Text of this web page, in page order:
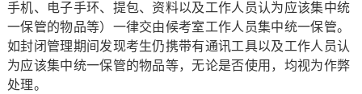
手机、电子手环、提包、资料以及工作人员认为应该集中统
一保管的物品等）一律交由候考室工作人员集中统一保管。
如封闭管理期间发现考生仍携带有通讯工具以及工作人员认
为应该集中统一保管的物品等，无论是否使用，均视为作弊
处理。